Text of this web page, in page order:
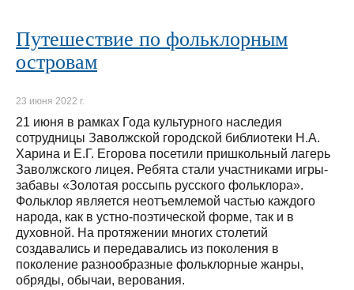
Путешествие по фольклорным
островам
23 июня 2022 г.
21 июня в рамках Года культурного наследия
сотрудницы Заволжской городской библиотеки Н.А.
Харина и Е.Г. Егорова посетили пришкольный лагерь
Заволжского лицея. Ребята стали участниками игры-
забавы «Золотая россыпь русского фольклора».
Фольклор является неотъемлемой частью каждого
народа, как в устно-поэтической форме, так и в
духовной. На протяжении многих столетий
создавались и передавались из поколения в
поколение разнообразные фольклорные жанры,
обряды, обычаи, верования.